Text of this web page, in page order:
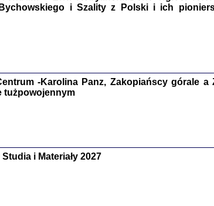
Dziennik pisany w ukryciu w latach 1943-
Zagłada Żydów.
i Szality z Polski i ich
-Karolina Panz, Zakopiańscy górale a
tużpowojennym
i Materiały 2027